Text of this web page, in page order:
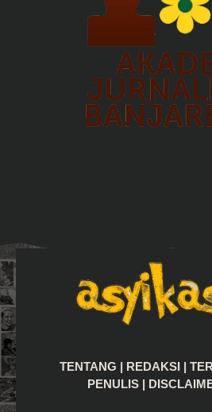
TENTANG REDAKSI
PENULIS